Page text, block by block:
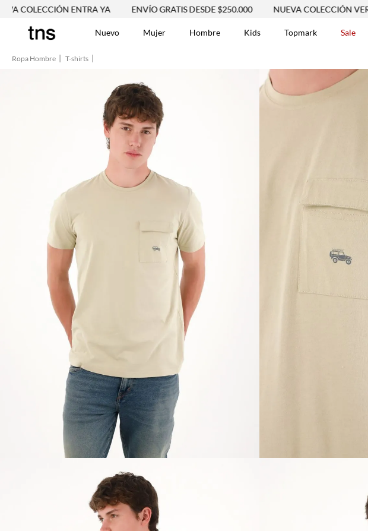
ENTRA YA ENVÍO GRATIS DESDE $250.000 NUEVA COLECCIÓN VER AHORA
Nuevo Mujer Hombre Kids Topmark Sale
Ropa Hombre T-shirts
7. Chaqueta
Vestido
10.